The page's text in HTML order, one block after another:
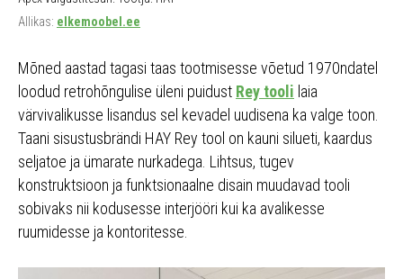
Allikas: elkemoobel.ee
Mõned aastad tagasi taas tootmisesse võetud 1970ndatel
loodud retrohõngulise üleni puidust Rey tooli laia
värvivalikusse lisandus sel kevadel uudisena ka valge toon.
Taani sisustusbrändi HAY Rey tool on kauni silueti, kaardus
seljatoe ja ümarate nurkadega. Lihtsus, tugev
konstruktsioon ja funktsionaalne disain muudavad tooli
sobivaks nii kodusesse interjööri kui ka avalikesse
ruumidesse ja kontoritesse.